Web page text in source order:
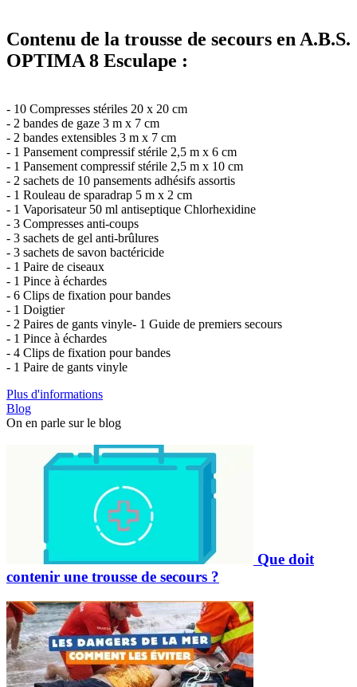
Contenu de la trousse de secours en A.B.S.
OPTIMA 8 Esculape :
- 10 Compresses stériles 20 x 20 cm
- 2 bandes de gaze 3 m x 7 cm
- 2 bandes extensibles 3 m x 7 cm
- 1 Pansement compressif stérile 2,5 m x 6 cm
- 1 Pansement compressif stérile 2,5 m x 10 cm
- 2 sachets de 10 pansements adhésifs assortis
- 1 Rouleau de sparadrap 5 m x 2 cm
- 1 Vaporisateur 50 ml antiseptique Chlorhexidine
- 3 Compresses anti-coups
- 3 sachets de gel anti-brûlures
- 3 sachets de savon bactéricide
- 1 Paire de ciseaux
- 1 Pince à échardes
- 6 Clips de fixation pour bandes
- 1 Doigtier
- 2 Paires de gants vinyle- 1 Guide de premiers secours
- 1 Pince à échardes
- 4 Clips de fixation pour bandes
- 1 Paire de gants vinyle
Plus d'informations
Blog
On en parle sur le blog
Que doit
contenir une trousse de secours ?